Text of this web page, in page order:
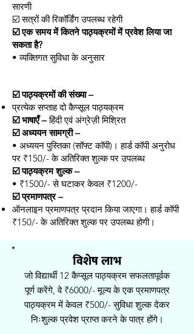
सारणी
☑️ सत्रों की रिकॉर्डिंग उपलब्ध रहेगी
☑️ एक समय में कितने पाठ्यक्रमों में प्रवेश लिया जा
सकता है?
• व्यक्तिगत सुविधा के अनुसार
☑️ पाठ्यक्रमों की संख्या –
प्रत्येक सप्ताह दो कैप्सूल पाठ्यक्रम
☑️ भाषाएँ –​हिंदी एवं अंग्रेज़ी मिश्रित
☑️ अध्ययन सामग्री –
• अध्ययन पुस्तिका (सॉफ्ट कॉपी)। हार्ड कॉपी अनुरोध
पर ₹150/- के अतिरिक्त शुल्क पर उपलब्ध
☑️ पाठ्यक्रम शुल्क –
• ₹1500/- से घटाकर केवल ₹1200/-
☑️ प्रमाणपत्र –
ऑनलाइन प्रमाणपत्र प्रदान किया जाएगा।हार्ड कॉपी
₹150/- के अतिरिक्त शुल्क पर उपलब्ध होगी।
विशेष लाभ
जो विद्यार्थी 12 कैप्सूल पाठ्यक्रम सफलतापूर्वक
पूर्ण करेंगे, वे ₹6000/- मूल्य के एक प्रमाणपत्र
पाठ्यक्रम में केवल ₹500/- सुविधा शुल्क देकर
निःशुल्क प्रवेश प्राप्त करने के पात्र होंगे।